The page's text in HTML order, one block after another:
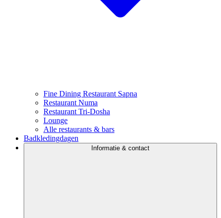
Fine Dining Restaurant Sapna
Restaurant Numa
Restaurant Tri-Dosha
Lounge
Alle restaurants & bars
Badkledingdagen
Informatie & contact